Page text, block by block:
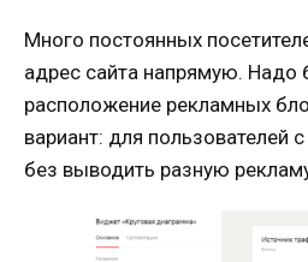
Много постоянных
адрес сайта напрямую. Надо
расположение рекламных
вариант: для пользователей
без выводить разную